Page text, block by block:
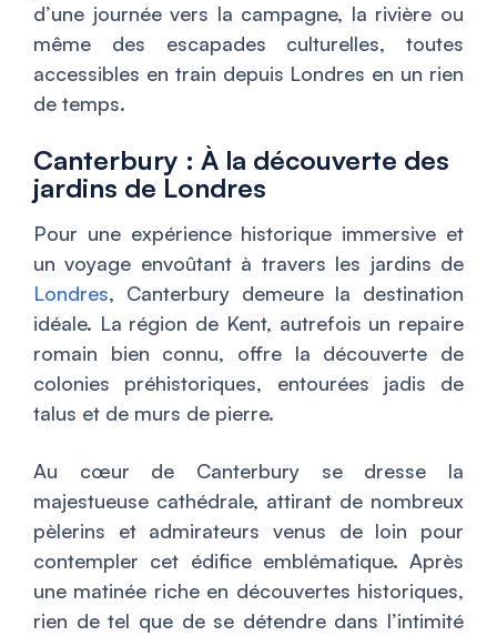
d’une journée vers la campagne, la rivière ou
même des escapades culturelles, toutes
accessibles en train depuis Londres en un rien
de temps.
Canterbury : À la découverte des
jardins de Londres
Pour une expérience historique immersive et
un voyage envoûtant à travers les jardins de
Londres, Canterbury demeure la destination
idéale. La région de Kent, autrefois un repaire
romain bien connu, offre la découverte de
colonies préhistoriques, entourées jadis de
talus et de murs de pierre.
Au cœur de Canterbury se dresse la
majestueuse cathédrale, attirant de nombreux
pèlerins et admirateurs venus de loin pour
contempler cet édifice emblématique. Après
une matinée riche en découvertes historiques,
rien de tel que de se détendre dans l’intimité